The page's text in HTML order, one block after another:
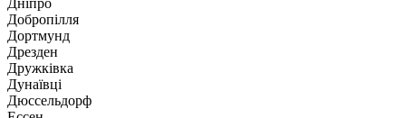
Дніпро
Добропілля
Дортмунд
Дрезден
Дружківка
Дунаївці
Дюссельдорф